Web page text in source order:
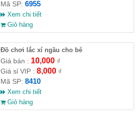
Mã SP: 6955
Xem chi tiết
Giỏ hàng
Đồ chơi lắc xí ngầu cho bé
Giá bán : 10,000₫
Giá sỉ VIP : 8,000₫
Mã SP: 8410
Xem chi tiết
Giỏ hàng